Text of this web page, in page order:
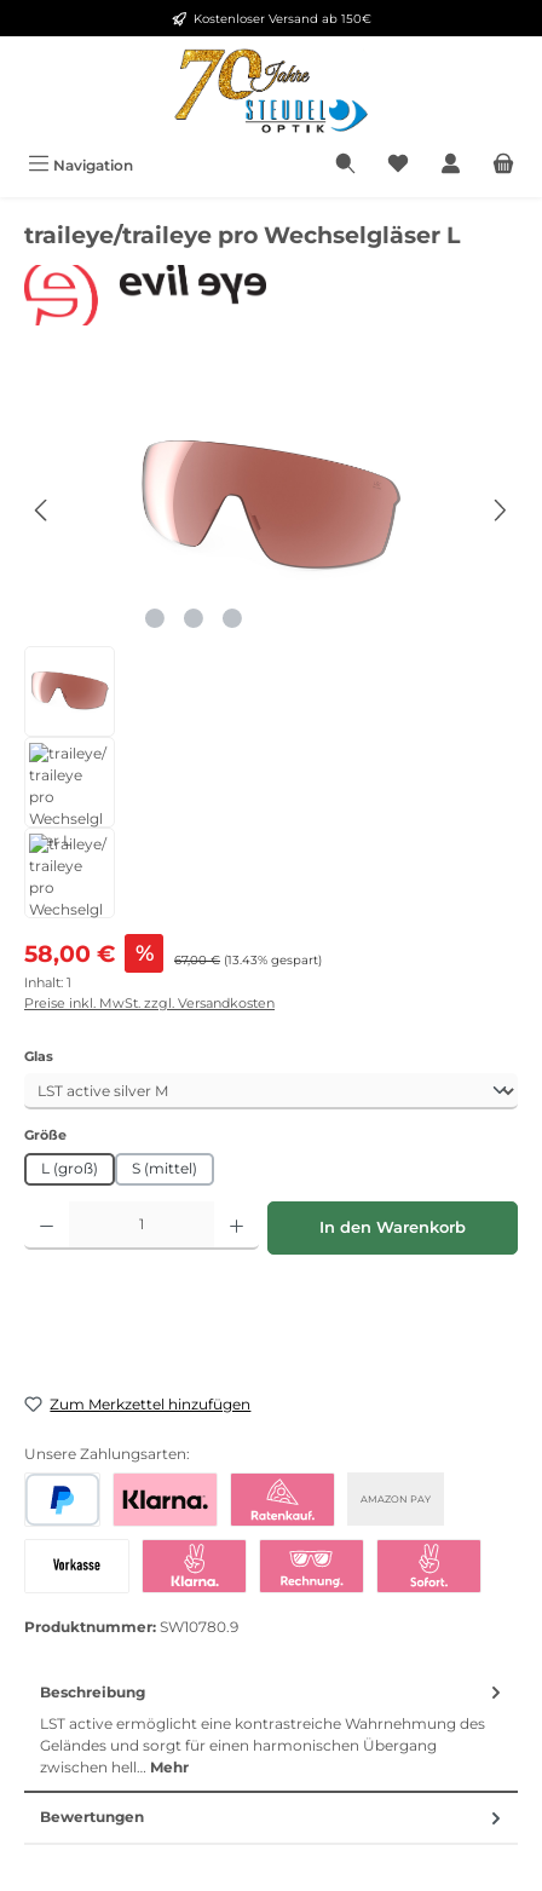
Zum Hauptinhalt springenKostenloser Versand ab 150€
Navigation
traileye/traileye pro Wechselgläser L
Verkaufspreis:
58,00 € % Regulärer Preis:
67,00 € (13.43% gespart)
Inhalt: 1
Preise inkl. MwSt. zzgl. Versandkosten
Glasauswählen
Größeauswählen
L (groß) S (mittel)
Produkt Anzahl: Gib den gewünschten Wert ein oder benutze die
In den Warenkorb
Zum Merkzettel hinzufügen
Unsere Zahlungsarten:
AMAZON PAY
Produktnummer: SW10780.9
Beschreibung
LST active ermöglicht eine kontrastreiche Wahrnehmung des
Geländes und sorgt für einen harmonischen Übergang
zwischen hell… Mehr
Bewertungen